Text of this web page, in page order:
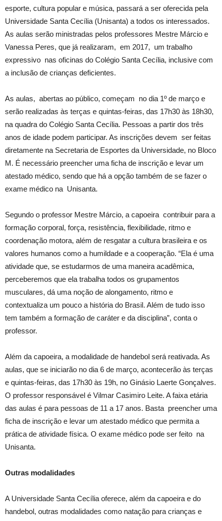
esporte, cultura popular e música, passará a ser oferecida pela
Universidade Santa Cecília (Unisanta) a todos os interessados.
As aulas serão ministradas pelos professores Mestre Márcio e
Vanessa Peres, que já realizaram, em 2017, um trabalho
expressivo nas oficinas do Colégio Santa Cecília, inclusive com
a inclusão de crianças deficientes.
As aulas, abertas ao público, começam no dia 1º de março e
serão realizadas às terças e quintas-feiras, das 17h30 às 18h30,
na quadra do Colégio Santa Cecília. Pessoas a partir dos três
anos de idade podem participar. As inscrições devem ser feitas
diretamente na Secretaria de Esportes da Universidade, no Bloco
M. É necessário preencher uma ficha de inscrição e levar um
atestado médico, sendo que há a opção também de se fazer o
exame médico na Unisanta.
Segundo o professor Mestre Márcio, a capoeira contribuir para a
formação corporal, força, resistência, flexibilidade, ritmo e
coordenação motora, além de resgatar a cultura brasileira e os
valores humanos como a humildade e a cooperação. “Ela é uma
atividade que, se estudarmos de uma maneira acadêmica,
perceberemos que ela trabalha todos os grupamentos
musculares, dá uma noção de alongamento, ritmo e
contextualiza um pouco a história do Brasil. Além de tudo isso
tem também a formação de caráter e da disciplina”, conta o
professor.
Além da capoeira, a modalidade de handebol será reativada. As
aulas, que se iniciarão no dia 6 de março, acontecerão às terças
e quintas-feiras, das 17h30 às 19h, no Ginásio Laerte Gonçalves.
O professor responsável é Vilmar Casimiro Leite. A faixa etária
das aulas é para pessoas de 11 a 17 anos. Basta preencher uma
ficha de inscrição e levar um atestado médico que permita a
prática de atividade física. O exame médico pode ser feito na
Unisanta.
Outras modalidades
A Universidade Santa Cecília oferece, além da capoeira e do
handebol, outras modalidades como natação para crianças e